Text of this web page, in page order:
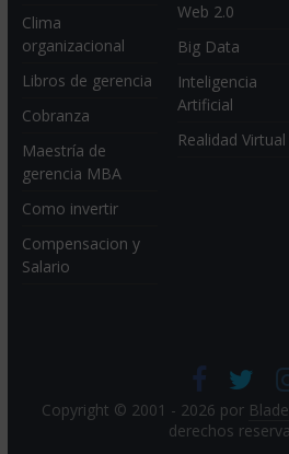
Clima
organizacional
Libros de gerencia
Cobranza
Maestría de
gerencia MBA
Como invertir
Compensacion y
Salario
Web 2.0
Big Data
Inteligencia
Artificial
Realidad Virtual
Copyright © 2001 - 2026 por
derechos